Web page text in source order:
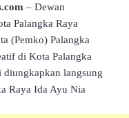
– Dewan
Palangka Raya
(Pemko) Palangka
di Kota Palangka
diungkapkan langsung
Raya Ida Ayu Nia